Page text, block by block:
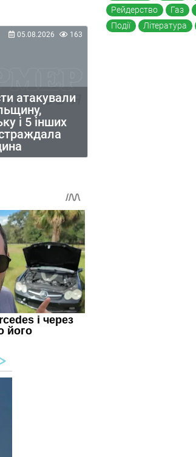
атакували
і 5 інших
05.08.2026 163
Рейдерство
Газ
Події
Література